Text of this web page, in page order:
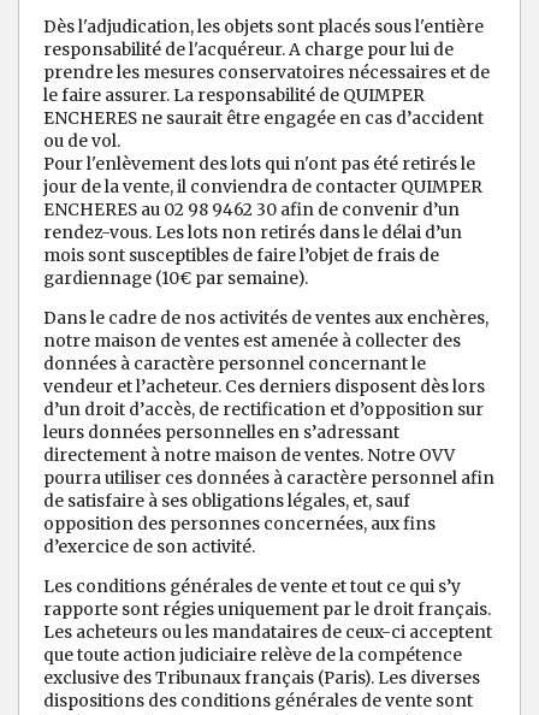
Dès l'adjudication, les objets sont placés sous l'entière
responsabilité de l'acquéreur. A charge pour lui de
prendre les mesures conservatoires nécessaires et de
le faire assurer. La responsabilité de QUIMPER
ENCHERES ne saurait être engagée en cas d’accident
ou de vol.
Pour l'enlèvement des lots qui n'ont pas été retirés le
jour de la vente, il conviendra de contacter QUIMPER
ENCHERES au 02 98 9462 30 afin de convenir d’un
rendez-vous. Les lots non retirés dans le délai d’un
mois sont susceptibles de faire l’objet de frais de
gardiennage (10€ par semaine).
Dans le cadre de nos activités de ventes aux enchères,
notre maison de ventes est amenée à collecter des
données à caractère personnel concernant le
vendeur et l’acheteur. Ces derniers disposent dès lors
d’un droit d’accès, de rectification et d’opposition sur
leurs données personnelles en s’adressant
directement à notre maison de ventes. Notre OVV
pourra utiliser ces données à caractère personnel afin
de satisfaire à ses obligations légales, et, sauf
opposition des personnes concernées, aux fins
d’exercice de son activité.
Les conditions générales de vente et tout ce qui s’y
rapporte sont régies uniquement par le droit français.
Les acheteurs ou les mandataires de ceux-ci acceptent
que toute action judiciaire relève de la compétence
exclusive des Tribunaux français (Paris). Les diverses
dispositions des conditions générales de vente sont